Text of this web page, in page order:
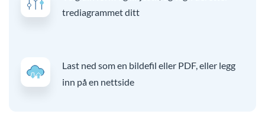
trediagrammet ditt
Last ned som en bildefil eller PDF, eller legg
inn på en nettside